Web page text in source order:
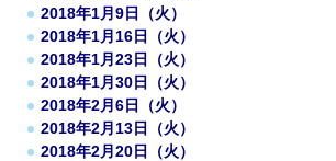
2018年1月9日（火）
2018年1月16日（火）
2018年1月23日（火）
2018年1月30日（火）
2018年2月6日（火）
2018年2月13日（火）
2018年2月20日（火）